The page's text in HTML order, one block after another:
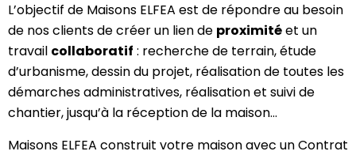
L’objectif de Maisons ELFEA est de répondre au besoin
de nos clients de créer un lien de proximitéet un
travail collaboratif : recherche de terrain, étude
d’urbanisme, dessin du projet, réalisation de toutes les
démarches administratives, réalisation et suivi de
chantier, jusqu’à la réception de la maison…
Maisons ELFEA construit votre maison avec un Contrat